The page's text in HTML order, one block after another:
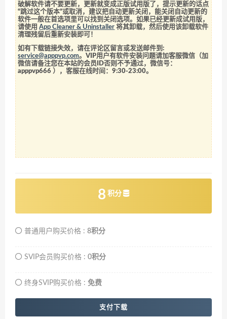
破解软件请不要更新，更新就变成正版试用版了，提示更新的话点
“跳过这个版本”或取消，建议把自动更新关闭，能关闭自动更新的
软件一般在首选项里可以找到关闭选项。如果已经更新成试用版，
请使用App Cleaner & Uninstaller 将其卸载，然后使用该卸载软件
清理残留后重新安装即可！
如有下载链接失效，请在评论区留言或发送邮件到:
service@apppvp.com。VIP用户有软件安装问题请加客服微信（加
微信请备注您在本站的会员ID否则不予通过，微信号：
apppvp666 ），客服在线时间：9:30-23:00。
8 积分
普通用户购买价格 : 8积分
SVIP会员购买价格 : 0积分
终身SVIP购买价格 : 免费
支付下载